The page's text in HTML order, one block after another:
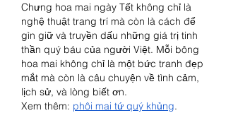
Chưng hoa mai ngày Tết không chỉ là
nghệ thuật trang trí mà còn là cách để
gìn giữ và truyền dấu những giá trị tinh
thần quý báu của người Việt. Mỗi bông
hoa mai không chỉ là một bức tranh đẹp
mắt mà còn là câu chuyện về tình cảm,
lịch sử, và lòng biết ơn.
Xem thêm: phôi mai tứ quý khủng.